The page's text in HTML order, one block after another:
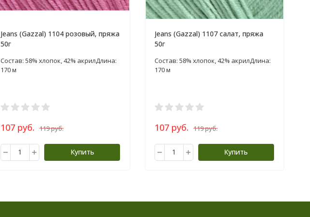
Jeans (Gazzal) 1104 розовый, пряжа
50г
Состав: 58% хлопок, 42% акрил​ Длина:
170 м
107 руб. 119 руб.
Купить
Jeans (Gazzal) 1107 салат, пряжа
50г
Состав: 58% хлопок, 42% акрил​ Длина:
170 м
107 руб. 119 руб.
Купить